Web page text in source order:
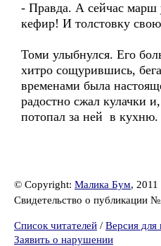
- Правда. А сейчас марш
кефир! И толстовку
Томи улыбнулся. Его
хитро сощурившись,
временами была
радостно сжал кулачки
потопал за ней в кухню.
© Copyright: Малика Бум, 2011
Свидетельство о публикации
Список читателей / Версия для
Заявить о нарушении